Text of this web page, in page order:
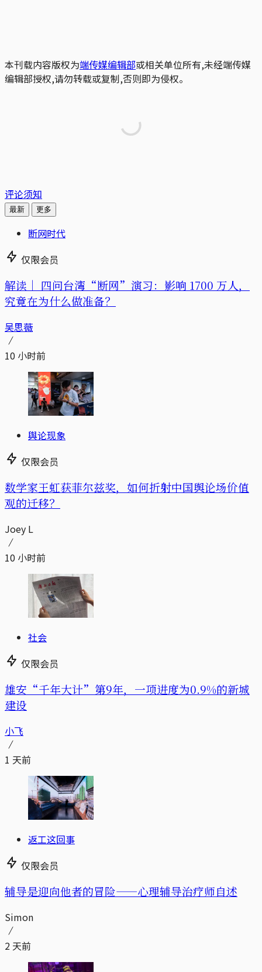
本刊载内容版权为端传媒编辑部或相关单位所有,未经端传媒
编辑部授权,请勿转载或复制,否则即为侵权。
评论须知
最新 更多
断网时代
仅限会员
解读｜ 四问台湾“断网”演习：影响 1700 万人，
究竟在为什么做准备？
吴思薇
10 小时前
舆论现象
仅限会员
数学家王虹获菲尔兹奖，如何折射中国舆论场价值
观的迁移？
Joey L
10 小时前
社会
仅限会员
雄安“千年大计”第9年，一项进度为0.9%的新城
建设
小飞
1 天前
返工这回事
仅限会员
辅导是迎向他者的冒险——心理辅导治疗师自述
Simon
2 天前